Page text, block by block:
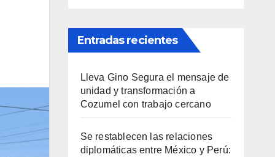
Entradas recientes
Lleva Gino Segura el mensaje de
unidad y transformación a
Cozumel con trabajo cercano
Se restablecen las relaciones
diplomáticas entre México y Perú: